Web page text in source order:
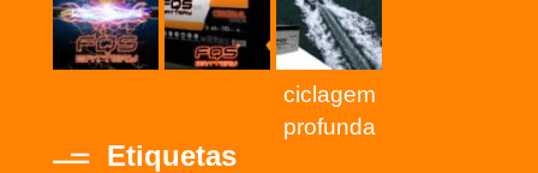
ciclagem
profunda
Etiquetas